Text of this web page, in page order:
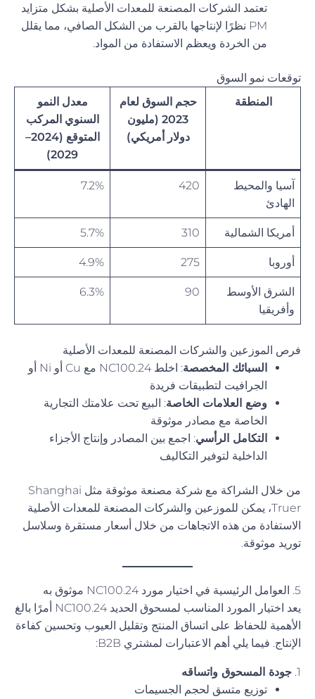
تعتمد الشركات المصنعة للمعدات الأصلية بشكل متزايد
PM نظرًا لإنتاجها بالقرب من الشكل الصافي، مما يقلل
من الخردة ويعظم الاستفادة من المواد.
توقعات نمو السوق
المنطقة
حجم السوق لعام
2023 (مليون
دولار أمريكي)
معدل النمو
السنوي المركب
المتوقع (2024–
2029)
آسيا والمحيط
الهادئ
420
7.2%
أمريكا الشمالية 310
5.7%
أوروبا 275
4.9%
الشرق الأوسط
وأفريقيا
90
6.3%
فرص الموزعين والشركات المصنعة للمعدات الأصلية
السبائك المخصصة
: اخلط NC100.24 مع Cu أو Ni أو
الجرافيت لتطبيقات فريدة
وضع العلامات الخاصة: البيع تحت علامتك التجارية
الخاصة مع مصادر موثوقة
التكامل الرأسي: اجمع بين المصادر وإنتاج الأجزاء
الداخلية لتوفير التكاليف
من خلال الشراكة مع شركة مصنعة موثوقة مثل Shanghai
Truer، يمكن للموزعين والشركات المصنعة للمعدات الأصلية
الاستفادة من هذه الاتجاهات من خلال أسعار مستقرة وسلاسل
توريد موثوقة.
5. العوامل الرئيسية في اختيار مورد NC100.24 موثوق به
يعد اختيار المورد المناسب لمسحوق الحديد NC100.24 أمرًا بالغ
الأهمية للحفاظ على اتساق المنتج وتقليل العيوب وتحسين كفاءة
الإنتاج. فيما يلي أهم الاعتبارات لمشتري B2B:
1. جودة المسحوق واتساقه
توزيع متسق لحجم الجسيمات